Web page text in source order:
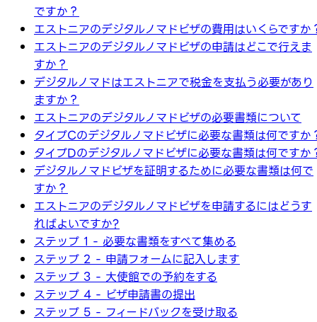
ですか？
エストニアのデジタルノマドビザの費用はいくらですか
エストニアのデジタルノマドビザの申請はどこで行えま
すか？
デジタルノマドはエストニアで税金を支払う必要があり
ますか？
エストニアのデジタルノマドビザの必要書類について
タイプCのデジタルノマドビザに必要な書類は何ですか
タイプDのデジタルノマドビザに必要な書類は何ですか
デジタルノマドビザを証明するために必要な書類は何で
すか？
エストニアのデジタルノマドビザを申請するにはどうす
ればよいですか?
ステップ 1 - 必要な書類をすべて集める
ステップ 2 - 申請フォームに記入します
ステップ 3 - 大使館での予約をする
ステップ 4 - ビザ申請書の提出
ステップ 5 - フィードバックを受け取る